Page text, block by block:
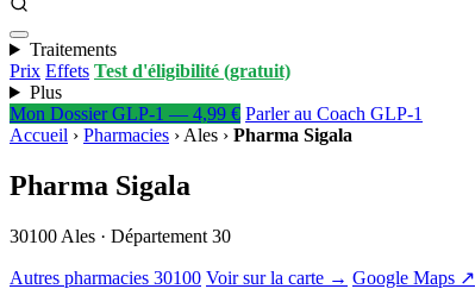
Traitements
Prix Effets Test d'éligibilité (gratuit)
Plus
Mon Dossier GLP-1 — 4,99 € Parler au Coach GLP-1
Accueil › Pharmacies › Ales › Pharma Sigala
Pharma Sigala
30100 Ales · Département 30
Autres pharmacies 30100 Voir sur la carte → Google Maps ↗